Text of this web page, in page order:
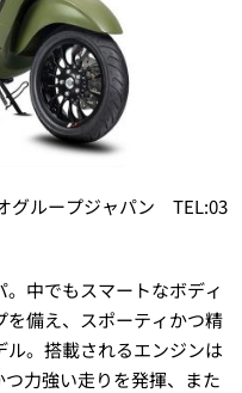
グループジャパン TEL:03
中でもスマートなボディ
備え、スポーティかつ精
。搭載されるエンジンは
力強い走りを発揮、また